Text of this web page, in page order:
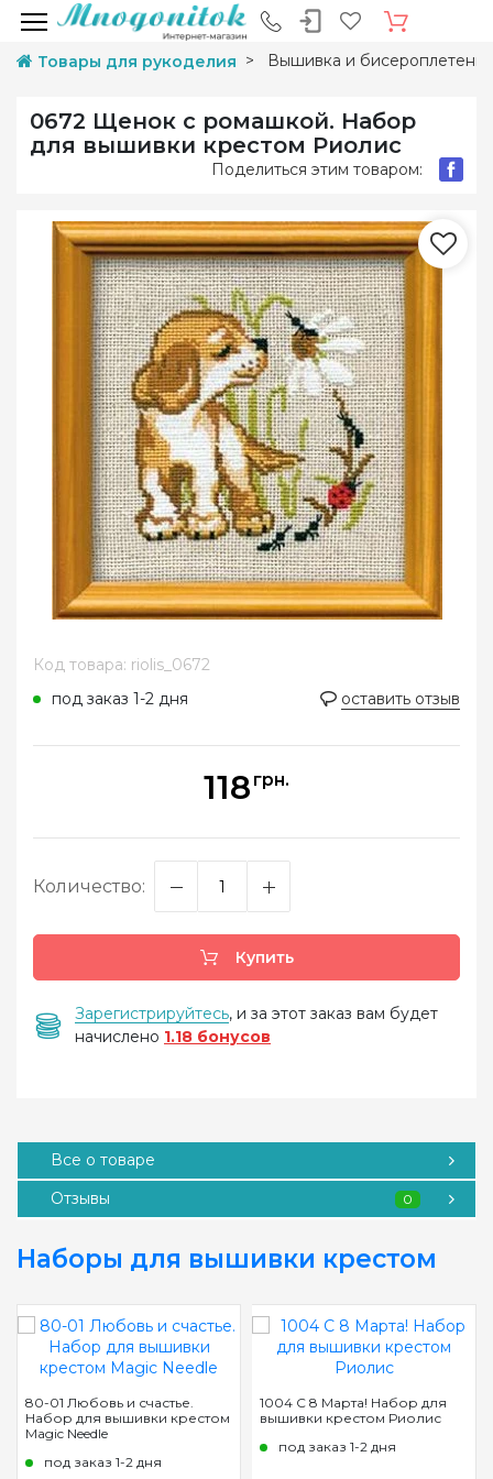
Товары для рукоделия Вышивка и
0672 Щенок с ромашкой. Набор
для вышивки крестом Риолис
Поделиться этим товаром:
Код товара: riolis_0672
под заказ 1-2 дня
оставить отзыв
118 грн.
Количество:
Купить
Зарегистрируйтесь, и за этот заказ вам будет
начислено 1.18 бонусов
Все о товаре
Отзывы
0
Наборы для вышивки крестом
80-01 Любовь и счастье.
Набор для вышивки крестом
Magic Needle
под заказ 1-2 дня
1004 С 8 Марта! Набор для
вышивки крестом Риолис
под заказ 1-2 дня